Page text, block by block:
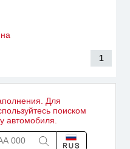
1
Для
поиском
автомобиля.